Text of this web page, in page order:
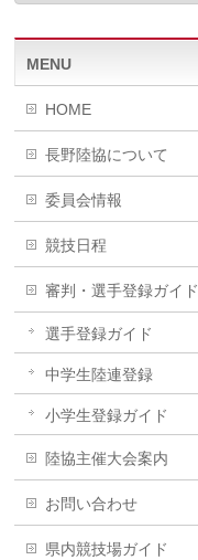
MENU
HOME
長野陸協について
委員会情報
競技日程
審判・選手登録ガイド
選手登録ガイド
中学生陸連登録
小学生登録ガイド
陸協主催大会案内
お問い合わせ
県内競技場ガイド